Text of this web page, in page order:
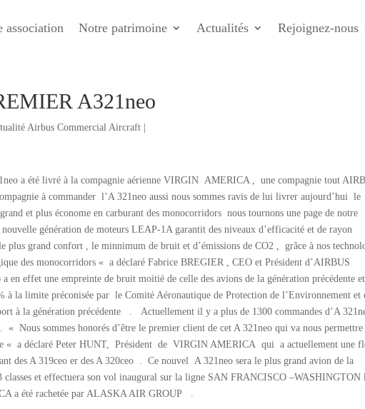
association Notre patrimoine Actualités Rejoignez-nous
A321neo
Airbus Commercial Aircraft
a été livré à la compagnie aérienne VIRGIN AMERICA , une compagnie tout
à commander l’A 321neo aussi nous sommes ravis de lui livrer aujourd’hui le
et plus économe en carburant des monocorridors nous tournons une page de notre
génération de moteurs LEAP-1A garantit des niveaux d’efficacité et de rayon
plus grand confort , le minnimum de bruit et d’émissions de CO2 , grâce à nos
des monocorridors « a déclaré Fabrice BREGIER , CEO et Président d’AIRBUS
effet une empreinte de bruit moitié de celle des avions de la génération précédente
à la limite préconisée par le Comité Aéronautique de Protection de l’Environnement et
à la génération précédente . Actuellement il y a plus de 1300 commandes d’A
Nous sommes honorés d’être le premier client de cet A 321neo qui va nous permettre
« a déclaré Peter HUNT, Président de VIRGIN AMERICA qui a actuellement une
des A 319ceo er des A 320ceo . Ce nouvel A 321neo sera le plus grand avion de la
classes et effectuera son vol inaugural sur la ligne SAN FRANCISCO –WASHINGTON
a été rachetée par ALASKA AIR GROUP .